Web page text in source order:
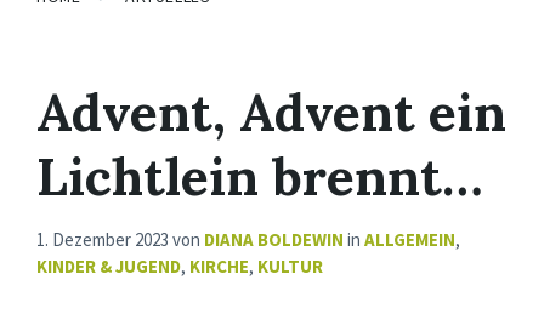
Advent, Advent ein
Lichtlein brennt…
1. Dezember 2023 von DIANA BOLDEWIN in ALLGEMEIN,
KINDER & JUGEND, KIRCHE, KULTUR